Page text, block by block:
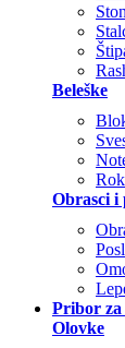
Beleške
Obrasci i
Pribor za
Olovke